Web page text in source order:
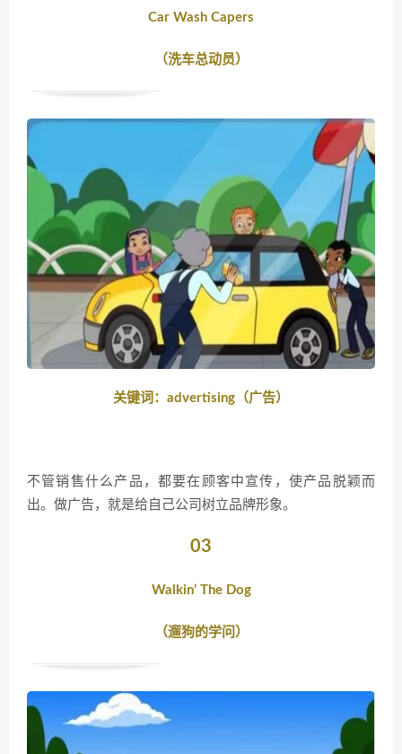
Car Wash Capers
（洗车总动员）
关键词：advertising（广告）
不管销售什么产品，都要在顾客中宣传，使产品脱颖而
出。做广告，就是给自己公司树立品牌形象。
03
Walkin’ The Dog
（遛狗的学问）